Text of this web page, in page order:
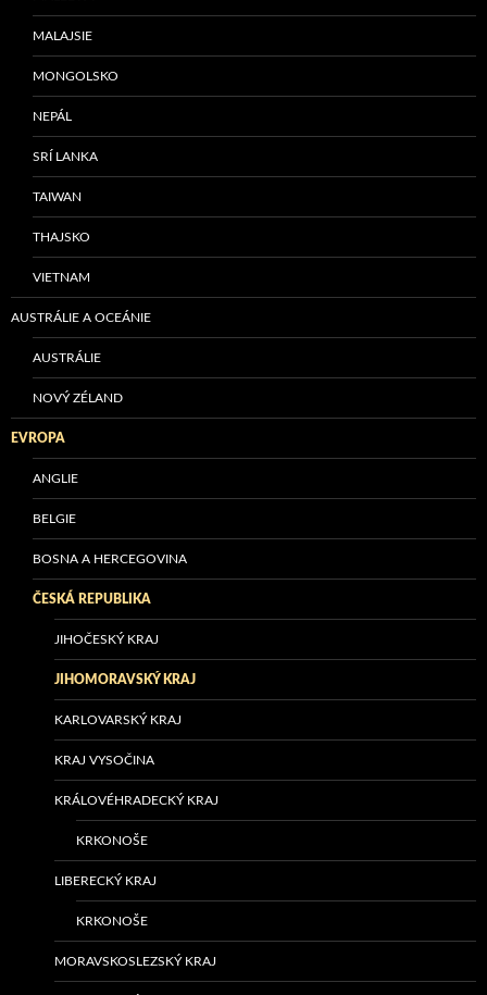
MALAJSIE
MONGOLSKO
NEPÁL
SRÍ LANKA
TAIWAN
THAJSKO
VIETNAM
AUSTRÁLIE A OCEÁNIE
AUSTRÁLIE
NOVÝ ZÉLAND
EVROPA
ANGLIE
BELGIE
BOSNA A HERCEGOVINA
ČESKÁ REPUBLIKA
JIHOČESKÝ KRAJ
JIHOMORAVSKÝ KRAJ
KARLOVARSKÝ KRAJ
KRAJ VYSOČINA
KRÁLOVÉHRADECKÝ KRAJ
KRKONOŠE
LIBERECKÝ KRAJ
KRKONOŠE
MORAVSKOSLEZSKÝ KRAJ